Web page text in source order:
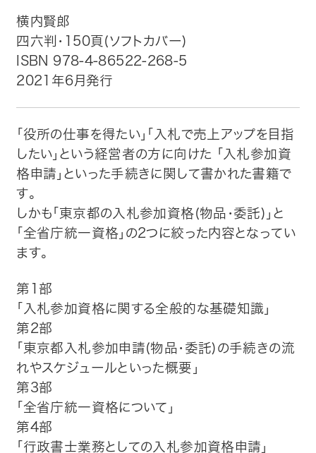
トップ
自費出版したい方
購入方法
画像・文章の使用について
横内賢郎
四六判・150頁(ソフトカバー)
ISBN 978-4-86522-268-5
2021年6月発行
「役所の仕事を得たい」「入札で売上アップを目指
したい」という経営者の方に向けた 「入札参加資
格申請」といった手続きに関して書かれた書籍で
す。
しかも「東京都の入札参加資格(物品・委託)」と
「全省庁統一資格」の2つに絞った内容となってい
ます。
第1部
「入札参加資格に関する全般的な基礎知識」
第2部
「東京都入札参加申請(物品・委託)の手続きの流
れやスケジュールといった概要」
第3部
「全省庁統一資格について」
第4部
「行政書士業務としての入札参加資格申請」